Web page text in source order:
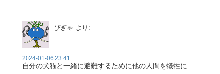
ぴぎゃ より:
2024-01-06 23:41
自分の犬猫と一緒に避難するために他の人間を犠牲に